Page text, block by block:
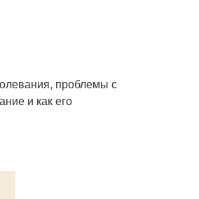
проблемы с
и как его